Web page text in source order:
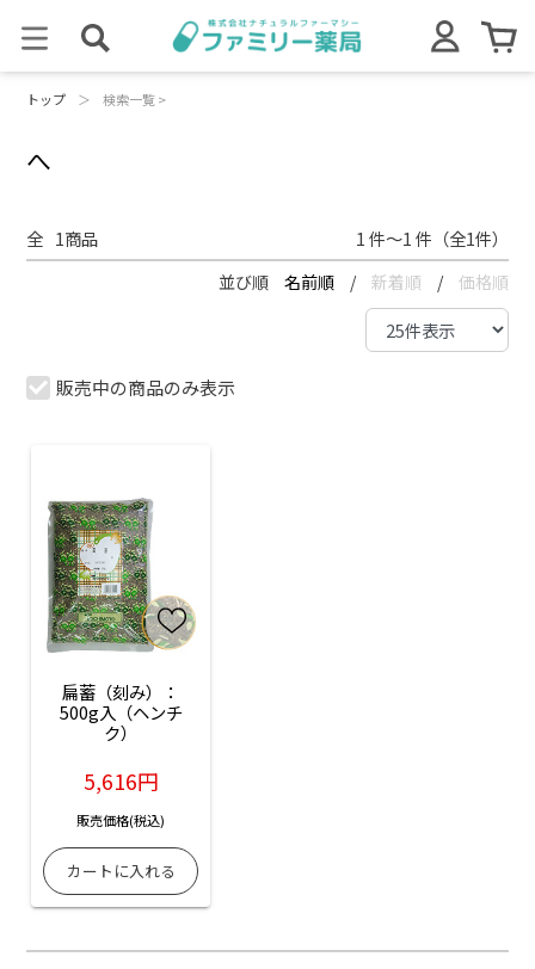
トップ ＞ 検索一覧 >
へ
全 1商品 1 件～1 件（全1件）
並び順 名前順 / 新着順 / 価格順
販売中の商品のみ表示
扁蓄（刻み）：
500g入（ヘンチ
ク）
5,616円
販売価格(税込)